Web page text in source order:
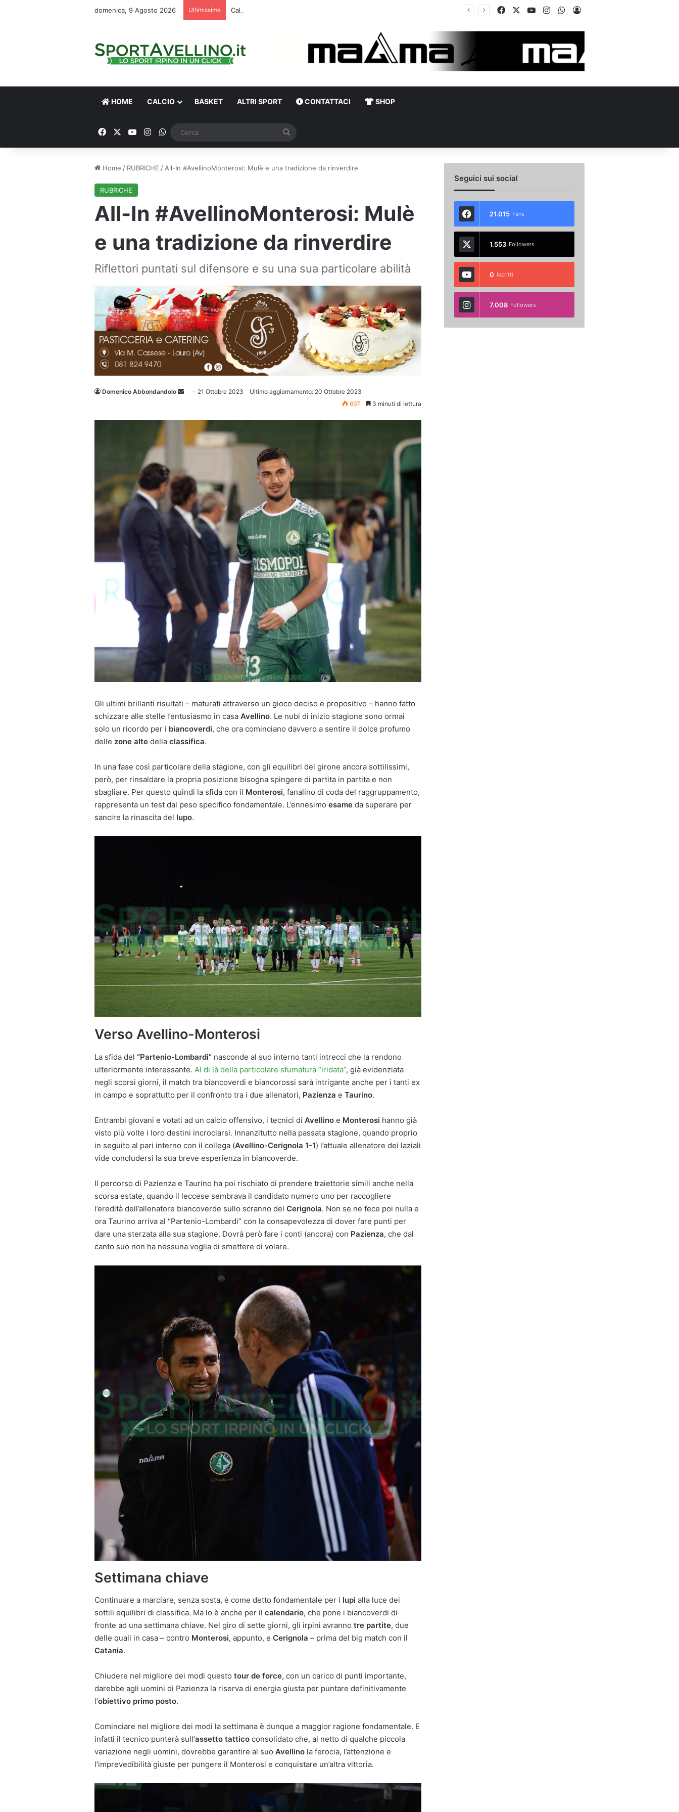
domenica, 9 Agosto 2026 Ultimissime FacebookYou TubeInstagramWhatsApp
Accedi
HOME CALCIO BASKET ALTRI SPORT CONTATTACI SHOP
FacebookYou TubeInstagram
WhatsApp
Home / RUBRICHE / All-In #AvellinoMonterosi: Mulè e una tradizione da rinverdire
RUBRICHE
All-In #AvellinoMonterosi: Mulè
e una tradizione da rinverdire
Riflettori puntati sul difensore e su una sua particolare abilità
Domenico Abbondandolo
Invia 21 Ottobre 2023
Ultimo aggiornamento: 20 Ottobre 2023
697
3 minuti di lettura
Gli ultimi brillanti risultati – maturati attraverso un gioco deciso e propositivo – hanno fatto
schizzare alle stelle l’entusiasmo in casa Avellino. Le nubi di inizio stagione sono ormai
solo un ricordo per i biancoverdi, che ora cominciano davvero a sentire il dolce profumo
delle zone alte della classifica.
In una fase così particolare della stagione, con gli equilibri del girone ancora sottilissimi,
però, per rinsaldare la propria posizione bisogna spingere di partita in partita e non
sbagliare. Per questo quindi la sfida con il Monterosi, fanalino di coda del raggruppamento,
rappresenta un test dal peso specifico fondamentale. L’ennesimo esame da superare per
sancire la rinascita del lupo.
Verso Avellino-Monterosi
La sfida del “Partenio-Lombardi” nasconde al suo interno tanti intrecci che la rendono
ulteriormente interessante. Al di là della particolare sfumatura “iridata”, già evidenziata
negli scorsi giorni, il match tra biancoverdi e biancorossi sarà intrigante anche per i tanti ex
in campo e soprattutto per il confronto tra i due allenatori, Pazienza e Taurino.
Entrambi giovani e votati ad un calcio offensivo, i tecnici di Avellino e Monterosi hanno già
visto più volte i loro destini incrociarsi. Innanzitutto nella passata stagione, quando proprio
in seguito al pari interno con il collega (Avellino-Cerignola 1-1) l’attuale allenatore dei laziali
vide concludersi la sua breve esperienza in biancoverde.
Il percorso di Pazienza e Taurino ha poi rischiato di prendere traiettorie simili anche nella
scorsa estate, quando il leccese sembrava il candidato numero uno per raccogliere
l’eredità dell’allenatore biancoverde sullo scranno del Cerignola. Non se ne fece poi nulla e
ora Taurino arriva al “Partenio-Lombardi” con la consapevolezza di dover fare punti per
dare una sterzata alla sua stagione. Dovrà però fare i conti (ancora) con Pazienza, che dal
canto suo non ha nessuna voglia di smettere di volare.
Settimana chiave
Continuare a marciare, senza sosta, è come detto fondamentale per i lupi alla luce dei
sottili equilibri di classifica. Ma lo è anche per il calendario, che pone i biancoverdi di
fronte ad una settimana chiave. Nel giro di sette giorni, gli irpini avranno tre partite, due
delle quali in casa – contro Monterosi, appunto, e Cerignola – prima del big match con il
Catania.
Chiudere nel migliore dei modi questo tour de force, con un carico di punti importante,
darebbe agli uomini di Pazienza la riserva di energia giusta per puntare definitivamente
l’obiettivo primo posto.
Cominciare nel migliore dei modi la settimana è dunque a maggior ragione fondamentale. E
infatti il tecnico punterà sull’assetto tattico consolidato che, al netto di qualche piccola
variazione negli uomini, dovrebbe garantire al suo Avellino la ferocia, l’attenzione e
l’imprevedibilità giuste per pungere il Monterosi e conquistare un’altra vittoria.
Seguici sui social
21.015 Fans
1.553 Followers
0 Iscritti
7.008 Followers